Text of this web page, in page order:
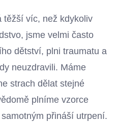
těžší víc, než kdykoliv
jsme velmi často
dětství, plni traumatu a
neuzdravili. Máme
strach dělat stejné
plníme vzorce
přináší utrpení.